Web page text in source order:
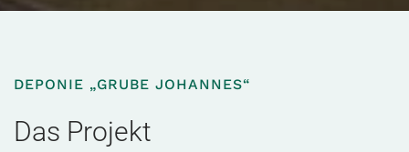
DEPONIE „GRUBE JOHANNES“
Das Projekt